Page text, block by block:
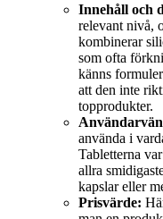
Innehåll och
relevant nivå,
kombinerar
som ofta
känns
att den inte
topprodukter.
använda i
Tabletterna
allra
kapslar eller
Prisvärde: